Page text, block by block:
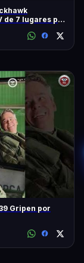
de 7 lugares pra
Gripen por